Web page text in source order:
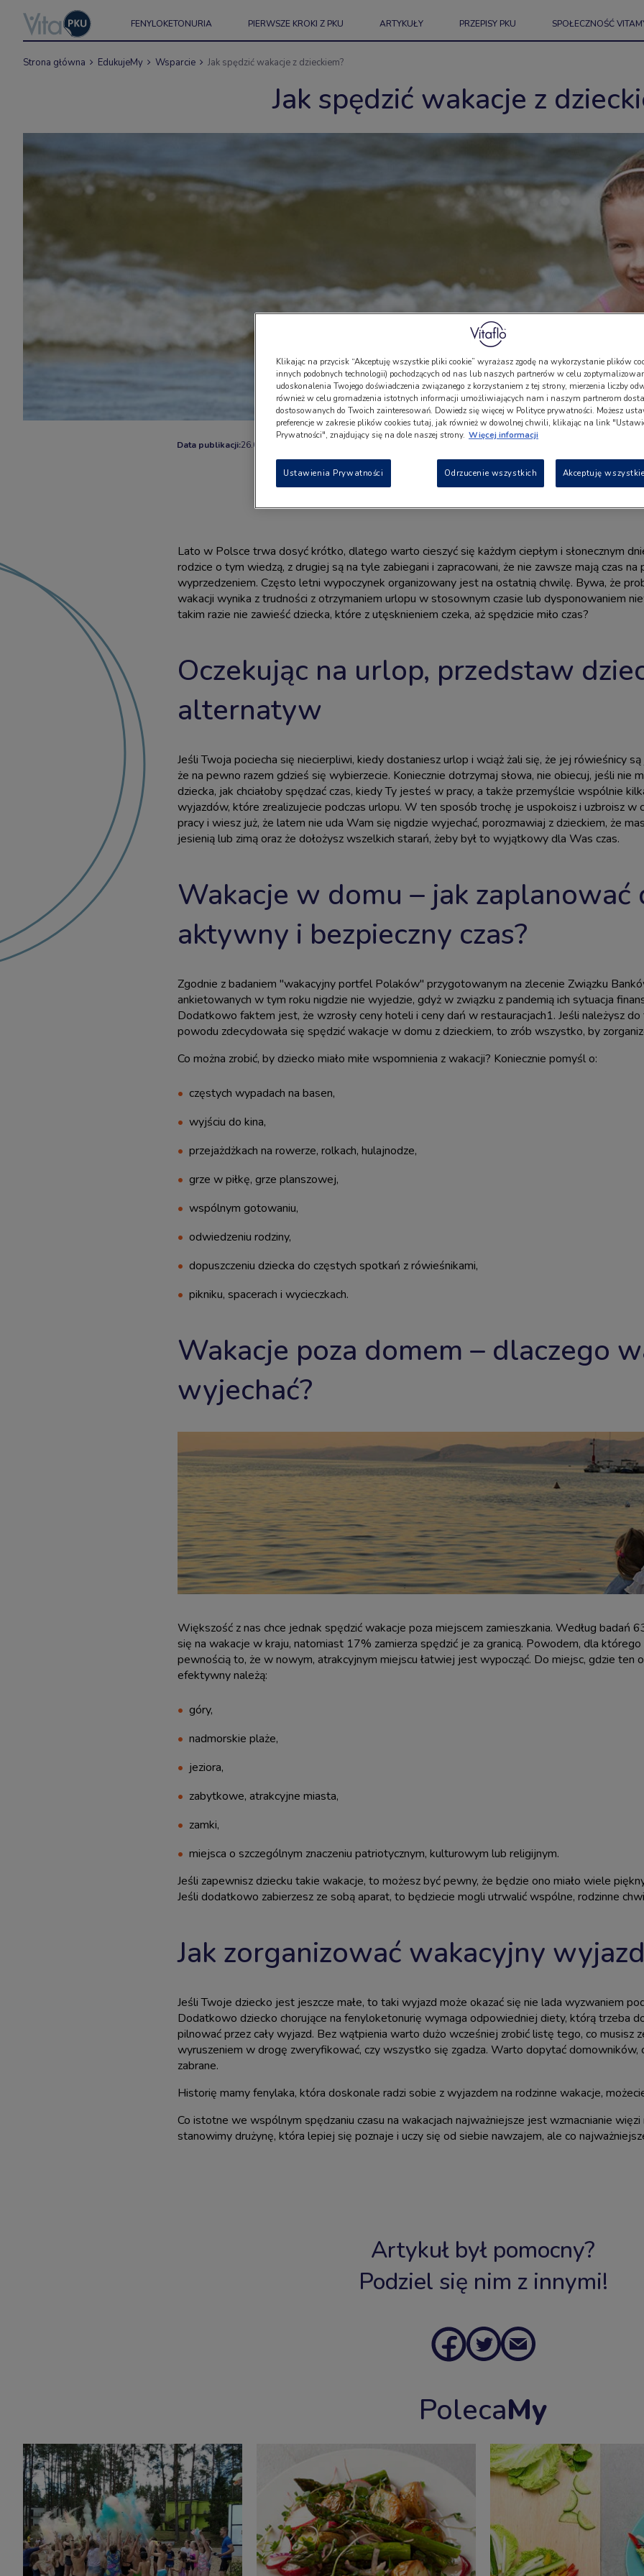
FENYLOKETONURIA PIERWSZE KROKI Z PKU ARTYKUŁY PRZEPISY PKU SPOŁECZNOŚĆ
Strona główna EdukujeMy Wsparcie Jak spędzić wakacje z dzieckiem?
Jak spędzić wakacje z
Data publikacji:26.07.2021
Iwona Werema
Lato w Polsce trwa dosyć krótko, dlatego warto cieszyć się każdym ciepłym i słonecznym
rodzice o tym wiedzą, z drugiej są na tyle zabiegani i zapracowani, że nie zawsze mają czas
wyprzedzeniem. Często letni wypoczynek organizowany jest na ostatnią chwilę. Bywa, że
wakacji wynika z trudności z otrzymaniem urlopu w stosownym czasie lub dysponowaniem
takim razie nie zawieść dziecka, które z utęsknieniem czeka, aż spędzicie miło czas?
Oczekując na urlop, przedstaw
alternatyw
Jeśli Twoja pociecha się niecierpliwi, kiedy dostaniesz urlop i wciąż żali się, że jej rówieśnicy
że na pewno razem gdzieś się wybierzecie. Koniecznie dotrzymaj słowa, nie obiecuj, jeśli nie
dziecka, jak chciałoby spędzać czas, kiedy Ty jesteś w pracy, a także przemyślcie wspólnie
wyjazdów, które zrealizujecie podczas urlopu. W ten sposób trochę je uspokoisz i uzbroisz w
pracy i wiesz już, że latem nie uda Wam się nigdzie wyjechać, porozmawiaj z dzieckiem, że
jesienią lub zimą oraz że dołożysz wszelkich starań, żeby był to wyjątkowy dla Was czas.
Wakacje w domu – jak zaplanować
aktywny i bezpieczny czas?
Zgodnie z badaniem "wakacyjny portfel Polaków" przygotowanym na zlecenie Związku
ankietowanych w tym roku nigdzie nie wyjedzie, gdyż w związku z pandemią ich sytuacja
Dodatkowo faktem jest, że wzrosły ceny hoteli i ceny dań w restauracjach1. Jeśli należysz
powodu zdecydowała się spędzić wakacje w domu z dzieckiem, to zrób wszystko, by
Co można zrobić, by dziecko miało miłe wspomnienia z wakacji? Koniecznie pomyśl o:
częstych wypadach na basen,
wyjściu do kina,
przejażdżkach na rowerze, rolkach, hulajnodze,
grze w piłkę, grze planszowej,
wspólnym gotowaniu,
odwiedzeniu rodziny,
dopuszczeniu dziecka do częstych spotkań z rówieśnikami,
pikniku, spacerach i wycieczkach.
Wakacje poza domem – dlaczego
wyjechać?
Większość z nas chce jednak spędzić wakacje poza miejscem zamieszkania. Według badań
się na wakacje w kraju, natomiast 17% zamierza spędzić je za granicą. Powodem, dla
pewnością to, że w nowym, atrakcyjnym miejscu łatwiej jest wypocząć. Do miejsc, gdzie ten
efektywny należą:
góry,
nadmorskie plaże,
jeziora,
zabytkowe, atrakcyjne miasta,
zamki,
miejsca o szczególnym znaczeniu patriotycznym, kulturowym lub religijnym.
Jeśli zapewnisz dziecku takie wakacje, to możesz być pewny, że będzie ono miało wiele
Jeśli dodatkowo zabierzesz ze sobą aparat, to będziecie mogli utrwalić wspólne, rodzinne
Jak zorganizować wakacyjny
Jeśli Twoje dziecko jest jeszcze małe, to taki wyjazd może okazać się nie lada wyzwaniem
Dodatkowo dziecko chorujące na fenyloketonurię wymaga odpowiedniej diety, którą trzeba
pilnować przez cały wyjazd. Bez wątpienia warto dużo wcześniej zrobić listę tego, co musisz
wyruszeniem w drogę zweryfikować, czy wszystko się zgadza. Warto dopytać domowników,
zabrane.
Historię mamy fenylaka, która doskonale radzi sobie z wyjazdem na rodzinne wakacje,
Co istotne we wspólnym spędzaniu czasu na wakacjach najważniejsze jest wzmacnianie
stanowimy drużynę, która lepiej się poznaje i uczy się od siebie nawzajem, ale co
Artykuł był pomocny?
Podziel się nim z innymi!
PolecaMy
Klikając na przycisk “Akceptuję wszystkie pliki cookie” wyrażasz zgodę na wykorzystanie plików
innych podobnych technologii) pochodzących od nas lub naszych partnerów w celu
udoskonalenia Twojego doświadczenia związanego z korzystaniem z tej strony, mierzenia liczby
również w celu gromadzenia istotnych informacji umożliwiających nam i naszym partnerom
dostosowanych do Twoich zainteresowań. Dowiedz się więcej w Polityce prywatności. Możesz
preferencje w zakresie plików cookies tutaj, jak również w dowolnej chwili, klikając na link
Prywatności", znajdujący się na dole naszej strony. Więcej informacji
Ustawienia Prywatności Odrzucenie wszystkich Akceptuję